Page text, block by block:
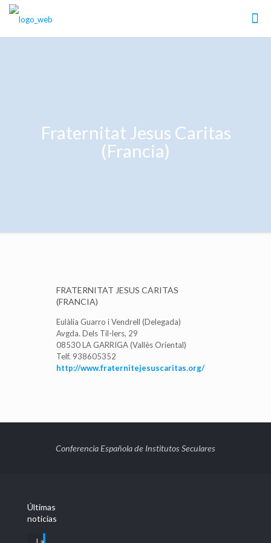
Fraternitat Jesus Caritas
(Francia)
FRATERNITAT JESUS CARITAS
(FRANCIA)
Eulàlia Guarro i Vendrell (Delegada)
Avgda. Dels Til-lers, 29
08530 LA GARRIGA (Vallès Oriental)
Telf. 938605352
http://www.fraternitejesuscaritas.org/
Conferencia Española de Institutos Seculares
Últimas
noticias